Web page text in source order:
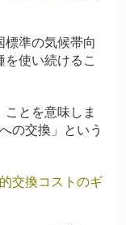
標準の気候帯向
使い続けるこ
ことを意味しま
の交換」という
交換コストのギ